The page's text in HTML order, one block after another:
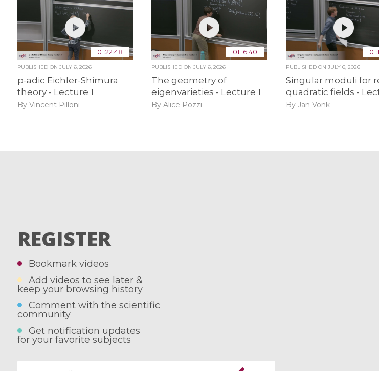
01:22:48
PUBLISHED ON JULY 6, 2026
p-adic Eichler-Shimura
theory - Lecture 1
By Vincent Pilloni
01:16:40
PUBLISHED ONJULY 6, 2026
The geometry of
eigenvarieties - Lecture 1
By Alice Pozzi
PUBLISHED ON JULY 6, 2026
Singular moduli for
quadratic fields -
By Jan Vonk
REGISTER
Bookmark videos
Add videos to see later &
keep your browsing history
Comment with the scientific
community
Get notification updates
for your favorite subjects